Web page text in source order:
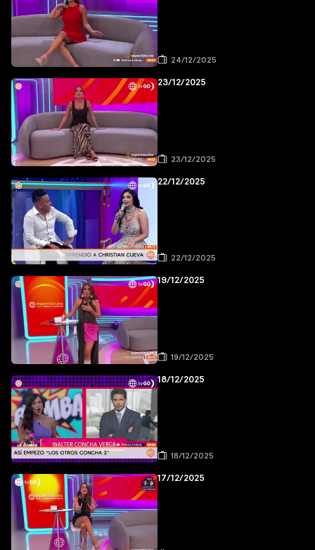
24/12/2025
23/12/2025
23/12/2025
22/12/2025
22/12/2025
19/12/2025
19/12/2025
18/12/2025
18/12/2025
17/12/2025